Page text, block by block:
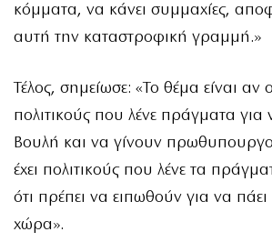
κόμματα, να κάνει συμμαχίες,
αυτή την καταστροφική γραμμή.»
Τέλος, σημείωσε: «Το θέμα είναι αν
πολιτικούς που λένε πράγματα
Βουλή και να γίνουν
έχει πολιτικούς που λένε τα
ότι πρέπει να ειπωθούν για να
χώρα».